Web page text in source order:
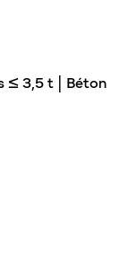
≤ 3,5 t | Béton